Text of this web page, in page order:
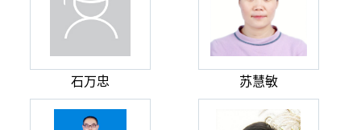
石万忠 苏慧敏